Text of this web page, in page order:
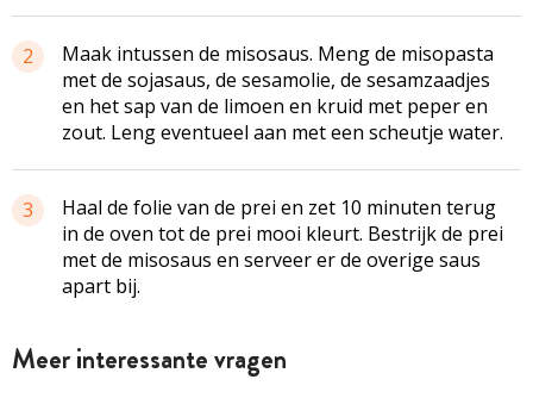
2
Maak intussen de misosaus. Meng de misopasta
met de sojasaus, de sesamolie, de sesamzaadjes
en het sap van de limoen en kruid met peper en
zout. Leng eventueel aan met een scheutje water.
3
Haal de folie van de prei en zet 10 minuten terug
in de oven tot de prei mooi kleurt. Bestrijk de prei
met de misosaus en serveer er de overige saus
apart bij.
Meer interessante vragen